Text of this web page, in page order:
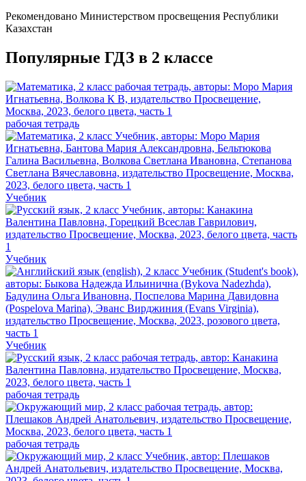
Рекомендовано Министерством просвещения Республики
Казахстан
Популярные ГДЗ в 2 классе
рабочая тетрадь
Учебник
Учебник
Учебник
рабочая тетрадь
рабочая тетрадь